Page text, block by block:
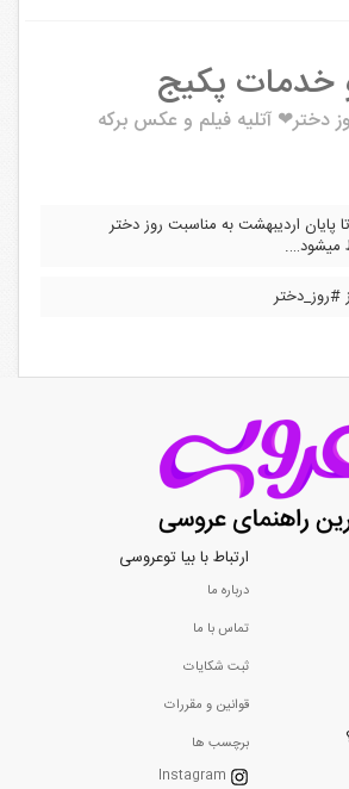
پکیج
دختر❤ آتلیه فیلم و عکس برکه
پایان اردیبهشت به مناسبت روز دختر
ارتباط با بیا توعروسی
درباره ما
تماس با ما
ثبت شکایات
قوانین و مقررات
برچسب ها
Instagram